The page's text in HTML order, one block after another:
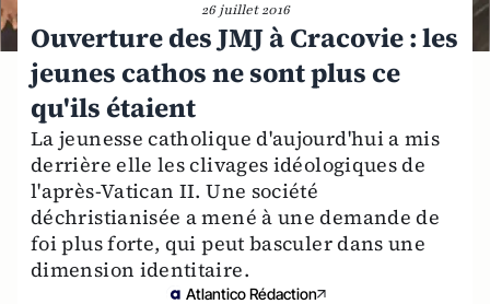
26 juillet 2016
Ouverture des JMJ à Cracovie : les
jeunes cathos ne sont plus ce
qu'ils étaient
La jeunesse catholique d'aujourd'hui a mis
derrière elle les clivages idéologiques de
l'après-Vatican II. Une société
déchristianisée a mené à une demande de
foi plus forte, qui peut basculer dans une
dimension identitaire.
Atlantico Rédaction